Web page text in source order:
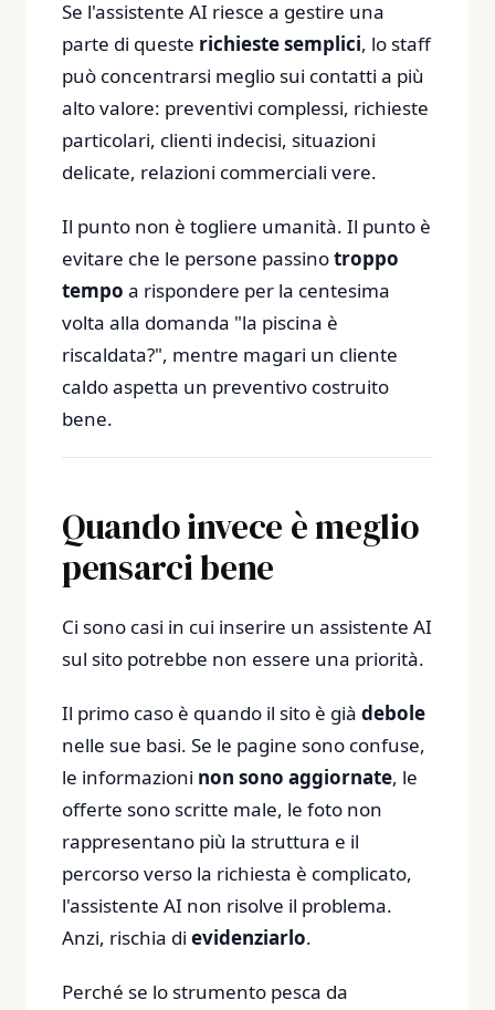
Se l'assistente AI riesce a gestire una
parte di queste richieste semplici, lo staff
può concentrarsi meglio sui contatti a più
alto valore: preventivi complessi, richieste
particolari, clienti indecisi, situazioni
delicate, relazioni commerciali vere.
Il punto non è togliere umanità. Il punto è
evitare che le persone passinotroppo
tempo a rispondere per la centesima
volta alla domanda "la piscina è
riscaldata?", mentre magari un cliente
caldo aspetta un preventivo costruito
bene.
Quando invece è meglio
pensarci bene
Ci sono casi in cui inserire un assistente AI
sul sito potrebbe non essere una priorità.
Il primo caso è quando il sito è già debole
nelle sue basi. Se le pagine sono confuse,
le informazioni non sono aggiornate, le
offerte sono scritte male, le foto non
rappresentano più la struttura e il
percorso verso la richiesta è complicato,
l'assistente AI non risolve il problema.
Anzi, rischia di evidenziarlo.
Perché se lo strumento pesca da